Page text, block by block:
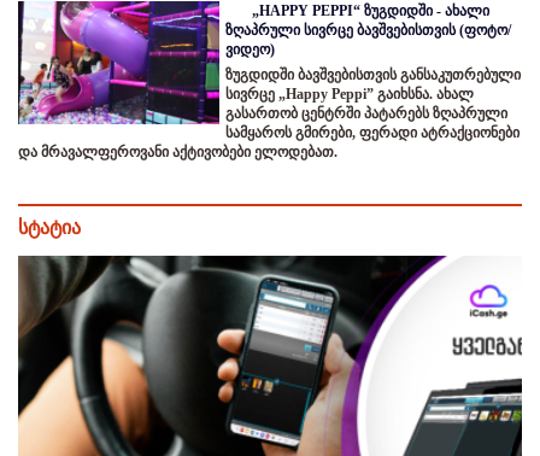
„HAPPY PEPPI“ ზუგდიდში - ახალი
ზღაპრული სივრცე ბავშვებისთვის (ფოტო/
ვიდეო)
ზუგდიდში ბავშვებისთვის განსაკუთრებული
სივრცე „Happy Peppi” გაიხსნა. ახალ
გასართობ ცენტრში პატარებს ზღაპრული
სამყაროს გმირები, ფერადი ატრაქციონები
და მრავალფეროვანი აქტივობები ელოდებათ.
სტატია